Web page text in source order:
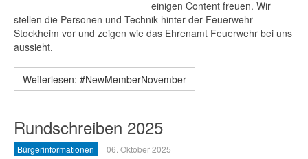
einigen Content freuen. Wir
stellen die Personen und Technik hinter der Feuerwehr
Stockheim vor und zeigen wie das Ehrenamt Feuerwehr bei uns
aussieht.
Weiterlesen: #NewMemberNovember
Rundschreiben 2025
Bürgerinformationen 06. Oktober 2025